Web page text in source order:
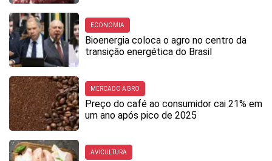
ECONOMIA
Bioenergia coloca o agro no centro da
transição energética do Brasil
MERCADO AGRO
Preço do café ao consumidor cai 21% em
um ano após pico de 2025
AVICULTURA